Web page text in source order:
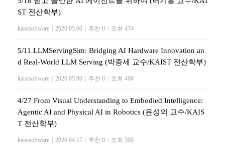
ST 전산학부)
kaistsoftware 2026.05.06 추천 0 조회 474
5/11 LLMServingSim: Bridging AI Hardware Innovation an
d Real-World LLM Serving (박종세 교수/KAIST 전산학부)
kaistsoftware 2026.05.06 추천 0 조회 468
4/27 From Visual Understanding to Embodied Intelligence:
Agentic AI and Physical AI in Robotics (윤성의 교수/KAIS
T 전산학부)
kaistsoftware 2026.04.17 추천 0 조회 509